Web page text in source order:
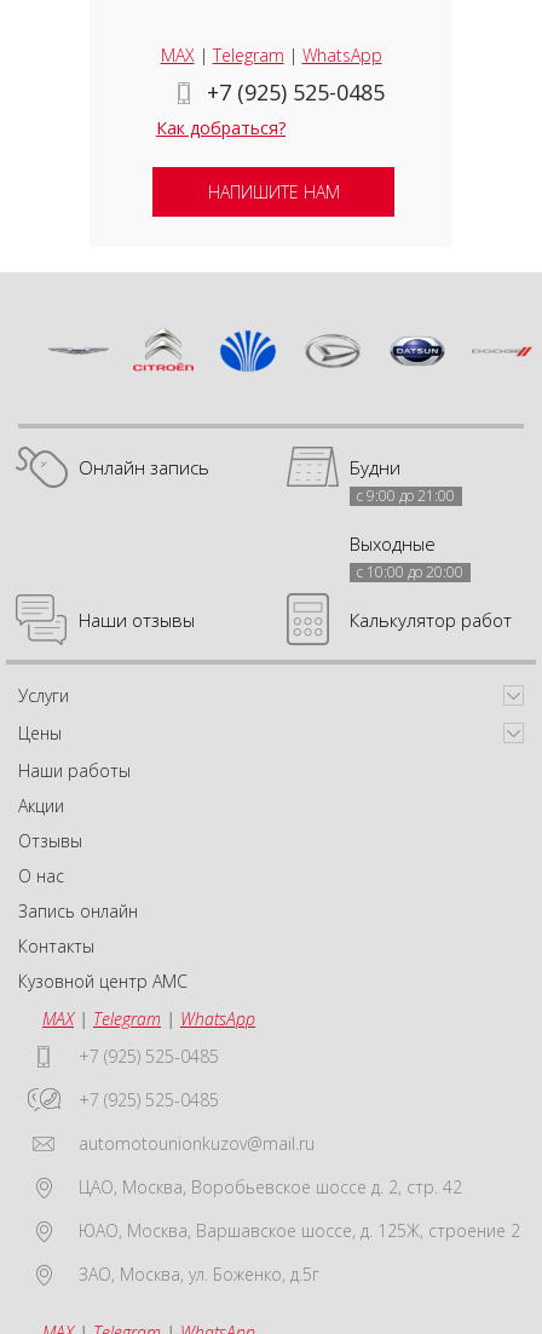
MAX|Telegram | WhatsApp
+7 (925) 525-0485
Как добраться?
НАПИШИТЕ НАМ
Онлайн запись Будни
с 9:00 до 21:00
Выходные
с 10:00 до 20:00
Наши отзывы Калькулятор работ
Услуги
Цены
Наши работы
Акции
Отзывы
О нас
Запись онлайн
Контакты
Кузовной центр АМС
MAX| Telegram | WhatsApp
+7 (925) 525-0485
+7 (925) 525-0485
automotounionkuzov@mail.ru
ЦАО, Москва, Воробьевское шоссе д. 2, стр. 42
ЮАО, Москва, Варшавское шоссе, д. 125Ж, строение 2
ЗАО, Москва, ул. Боженко, д.5г